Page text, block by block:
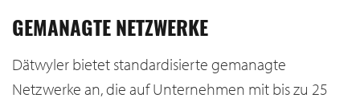
GEMANAGTE NETZWERKE
Dätwyler bietet standardisierte gemanagte
Netzwerke an, die auf Unternehmen mit bis zu 25